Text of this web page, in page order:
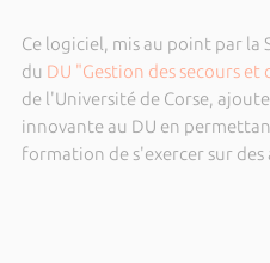
Ce logiciel, mis au point par
du DU "Gestion des secours
de l'Université de Corse,
innovante au DU en
formation de s'exercer sur